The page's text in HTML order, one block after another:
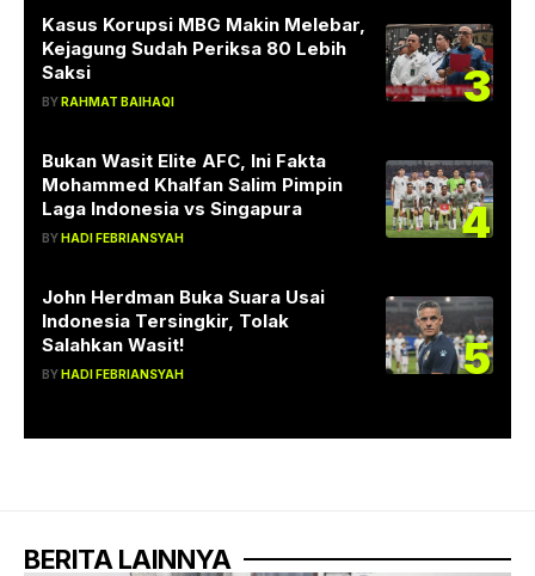
Kasus Korupsi MBG Makin Melebar,
Kejagung Sudah Periksa 80 Lebih
Saksi
BYRAHMAT BAIHAQI 3
Bukan Wasit Elite AFC, Ini Fakta
Mohammed Khalfan Salim Pimpin
Laga Indonesia vs Singapura
BYHADI FEBRIANSYAH 4
John Herdman Buka Suara Usai
Indonesia Tersingkir, Tolak
Salahkan Wasit!
BYHADI FEBRIANSYAH 5
BERITA LAINNYA